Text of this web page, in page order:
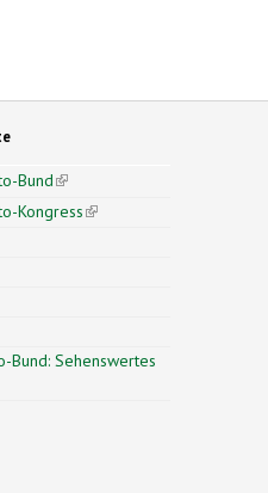
Bund(link is external)
Kongress(link is external)
is external)
external)
Bund: Sehenswertes